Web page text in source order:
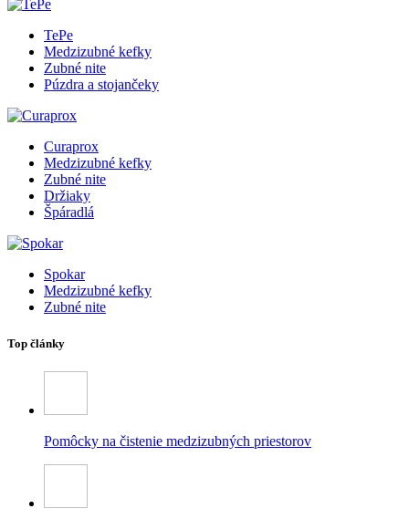
TePe
Medzizubné kefky
Zubné nite
Púzdra a stojančeky
Curaprox
Medzizubné kefky
Zubné nite
Držiaky
Špáradlá
Spokar
Medzizubné kefky
Zubné nite
Top články
Pomôcky na čistenie medzizubných priestorov